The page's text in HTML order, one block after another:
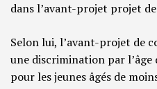
dans l’avant-projet projet
Selon lui, l’avant-projet de
une discrimination par l’âge
pour les jeunes âgés de